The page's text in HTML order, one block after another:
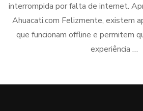
interrompida por falta de internet.
Ahuacati.com Felizmente, existem
que funcionam offline e permitem
experiência …